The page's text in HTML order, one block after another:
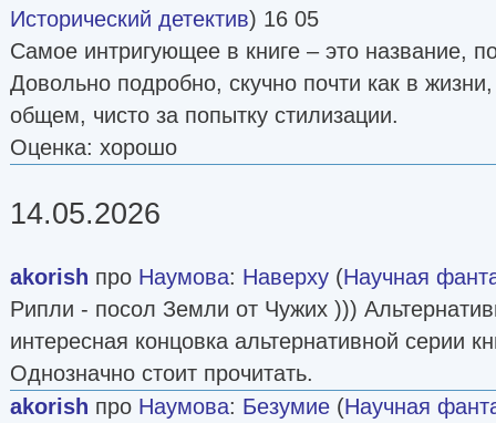
Исторический детектив) 16 05
Самое интригующее в книге – это название,
Довольно подробно, скучно почти как в
общем, чисто за попытку стилизации.
Оценка: хорошо
14.05.2026
akorish про Наумова: Наверху (Научная
Рипли - посол Земли от Чужих )))
интересная концовка альтернативной серии
Однозначно стоит прочитать.
akorish про Наумова: Безумие (Научная